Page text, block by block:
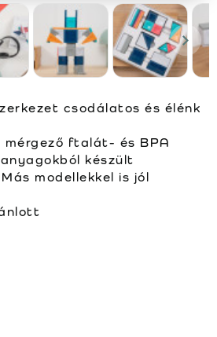
csodálatos és élénk
mérgező ftalát- és BPA
készült
Más modellekkel is jól